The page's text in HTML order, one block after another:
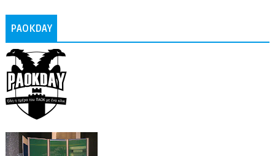
PAOKDAY